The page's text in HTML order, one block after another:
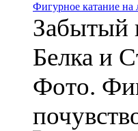
Фигурное катание на
Забытый
Белка и
Фото.